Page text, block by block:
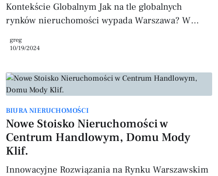
Kontekście Globalnym Jak na tle globalnych
rynków nieruchomości wypada Warszawa? W
Bubble Index 2024 przedstawiono analizę ryzyka
miastach świata, w tym stolicy Polski. Sytuacja na
Polskim Rynku Nieruchomości Warszawa, jako
Środkowo-Wschodniej, zyskuje na popularności
wśród inwestorów i mieszkańców. W ciągu
ostatnich lat ce
greg
10/19/2024
BIURA NIERUCHOMOŚCI
Nowe Stoisko Nieruchomości w
Centrum Handlowym, Domu Mody
Klif.
Innowacyjne Rozwiązania na Rynku Warszawskim